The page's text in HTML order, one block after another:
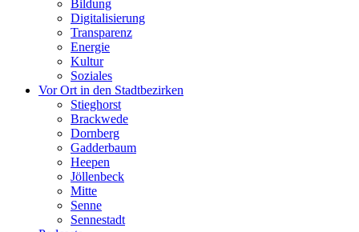
Bildung
Digitalisierung
Transparenz
Energie
Kultur
Soziales
Vor Ort in den Stadtbezirken
Stieghorst
Brackwede
Dornberg
Gadderbaum
Heepen
Jöllenbeck
Mitte
Senne
Sennestadt